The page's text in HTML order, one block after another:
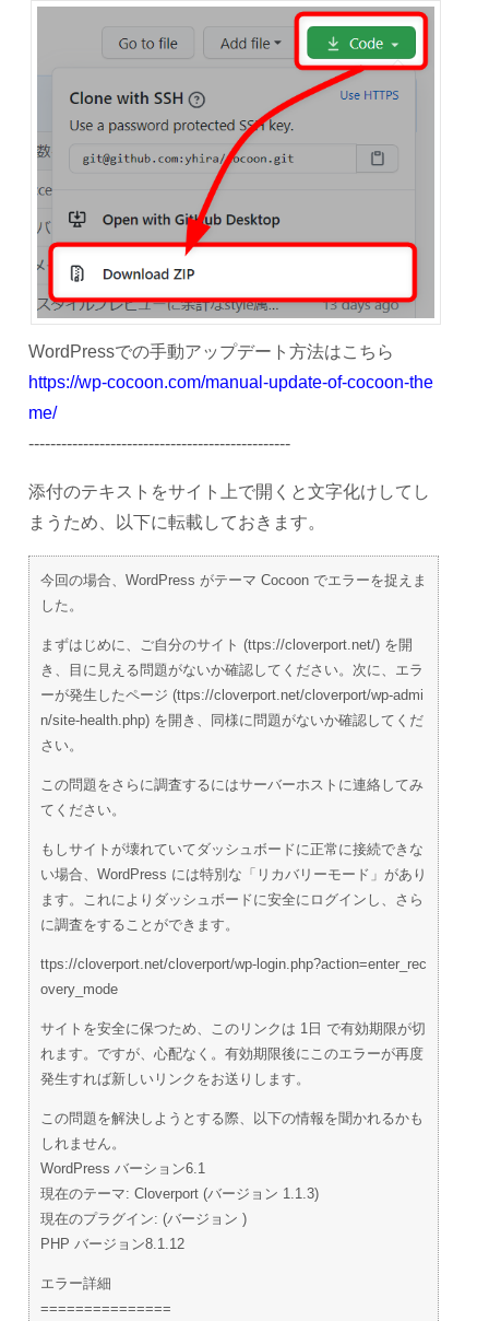
WordPressでの手動アップデート方法はこちら
https://wp-cocoon.com/manual-update-of-cocoon-the
me/
------------------------------------------------
添付のテキストをサイト上で開くと文字化けしてし
まうため、以下に転載しておきます。
今回の場合、WordPress がテーマ Cocoon でエラーを捉えま
した。
まずはじめに、ご自分のサイト (ttps://cloverport.net/) を開
き、目に見える問題がないか確認してください。次に、エラ
ーが発生したページ (ttps://cloverport.net/cloverport/wp-admi
n/site-health.php) を開き、同様に問題がないか確認してくだ
さい。
この問題をさらに調査するにはサーバーホストに連絡してみ
てください。
もしサイトが壊れていてダッシュボードに正常に接続できな
い場合、WordPress には特別な「リカバリーモード」があり
ます。これによりダッシュボードに安全にログインし、さら
に調査をすることができます。
ttps://cloverport.net/cloverport/wp-login.php?action=enter_rec
overy_mode
サイトを安全に保つため、このリンクは 1日 で有効期限が切
れます。ですが、心配なく。有効期限後にこのエラーが再度
発生すれば新しいリンクをお送りします。
この問題を解決しようとする際、以下の情報を聞かれるかも
しれません。
WordPress バーション6.1
現在のテーマ: Cloverport (バージョン 1.1.3)
現在のプラグイン: (バージョン )
PHP バージョン8.1.12
エラー詳細
===============